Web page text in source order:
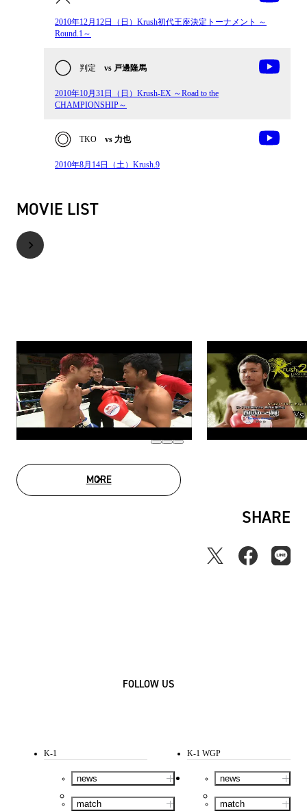
2010年12月12日（日）Krush初代王座決定トーナメント ～
Round.1～
判定 vs 戸邊隆馬
2010年10月31日（日）Krush-EX ～Road to the
CHAMPIONSHIP～
TKO vs 力也
2010年8月14日（土）Krush.9
MOVIE LIST
MOREMOVIE LIST
SHARE
FOLLOW US
K-1
news
match
K-1 WGP
news
match